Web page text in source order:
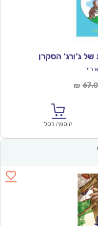
ג’ורג’ הסקרן
ריי
₪
הוספה לסל